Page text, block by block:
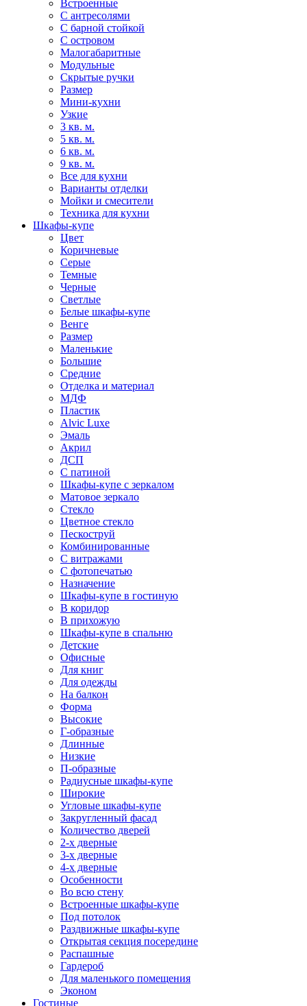
Встроенные
С антресолями
С барной стойкой
С островом
Малогабаритные
Модульные
Скрытые ручки
Размер
Мини-кухни
Узкие
3 кв. м.
5 кв. м.
6 кв. м.
9 кв. м.
Все для кухни
Варианты отделки
Мойки и смесители
Техника для кухни
Шкафы-купе
Цвет
Коричневые
Серые
Темные
Черные
Светлые
Белые шкафы-купе
Венге
Размер
Маленькие
Большие
Средние
Отделка и материал
МДФ
Пластик
Alvic Luxe
Эмаль
Акрил
ДСП
С патиной
Шкафы-купе с зеркалом
Матовое зеркало
Стекло
Цветное стекло
Пескоструй
Комбинированные
С витражами
С фотопечатью
Назначение
Шкафы-купе в гостиную
В коридор
В прихожую
Шкафы-купе в спальню
Детские
Офисные
Для книг
Для одежды
На балкон
Форма
Высокие
Г-образные
Длинные
Низкие
П-образные
Радиусные шкафы-купе
Широкие
Угловые шкафы-купе
Закругленный фасад
Количество дверей
2-х дверные
3-х дверные
4-х дверные
Особенности
Во всю стену
Встроенные шкафы-купе
Под потолок
Раздвижные шкафы-купе
Открытая секция посередине
Распашные
Гардероб
Для маленького помещения
Эконом
Гостиные